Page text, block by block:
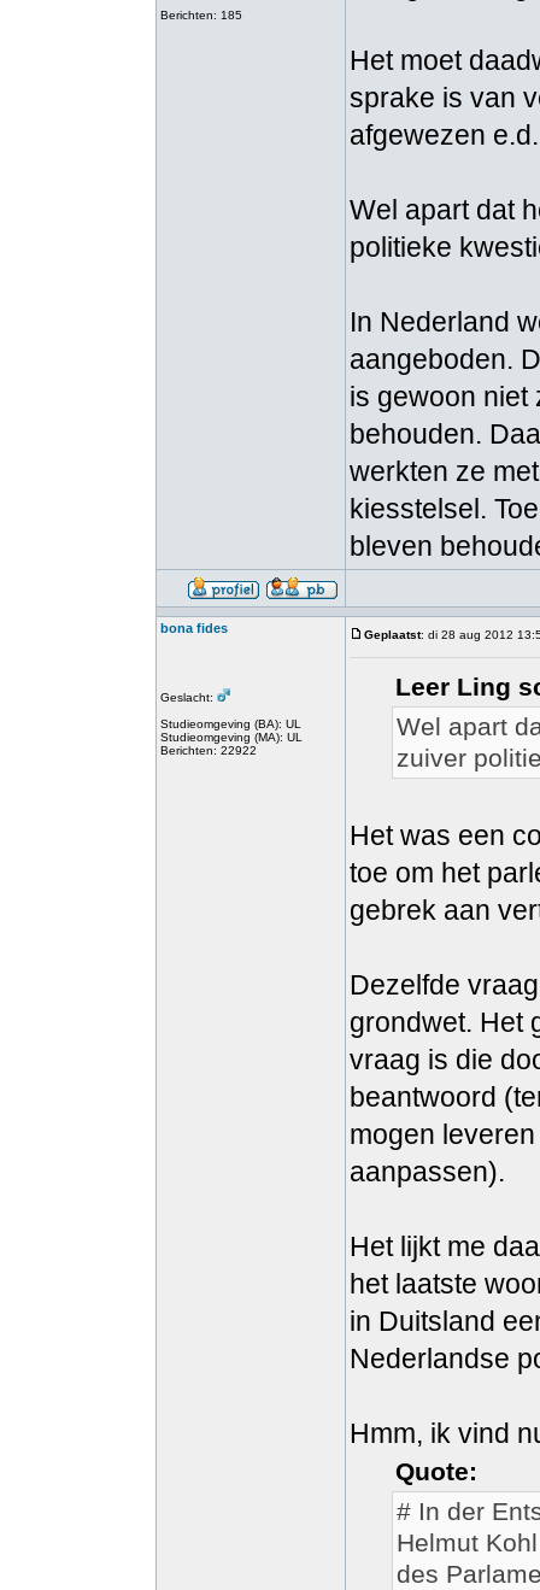
Berichten: 185
Het moet
sprake is van
afgewezen e.d.
Wel apart dat
politieke
In Nederland
aangeboden.
is gewoon niet
behouden.
werkten ze
kiesstelsel.
bleven
bona fides
Geslacht:
Studieomgeving (BA): UL
Studieomgeving (MA): UL
Berichten: 22922
Geplaatst: di 28 aug 2012
Leer Ling
Wel apart
zuiver
Het was een
toe om het
gebrek aan
Dezelfde
grondwet. Het
vraag is die
beantwoord
mogen
aanpassen).
Het lijkt me
het laatste
in Duitsland
Nederlandse
Hmm, ik vind
Quote:
# In der
Helmut
des